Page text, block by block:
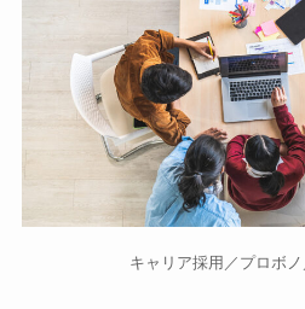
キャリア採用／プロボ